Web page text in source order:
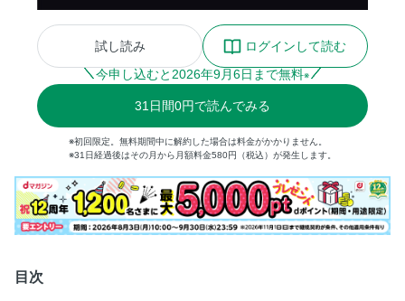
試し読み
ログインして読む
今申し込むと 2026年9月6日まで無料※
31 日間0円で読んでみる
※初回限定。無料期間中に解約した場合は料金がかかりません。
※31日経過後はその月から月額料金580円（税込）が発生します。
目次